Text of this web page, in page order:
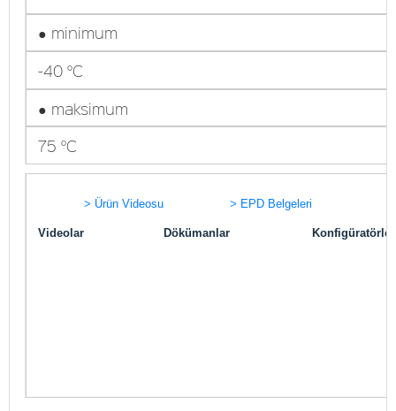
● minimum
-40 °C
● maksimum
75 °C
Videolar
> Ürün Videosu
Dökümanlar
> EPD Belgeleri
Konfigüratörler